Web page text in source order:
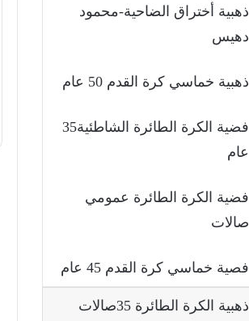
ذهبية أختراق الضاحية-محمود
دهيس
ذهبية خماسي كرة القدم 50 عام
فضية الكرة الطائرة الشاطئية35
عام
فضية الكرة الطائرة عمومي
صالات
فصية خماسي كرة القدم 45 عام
ذهبية الكرة الطائرة 35صالات